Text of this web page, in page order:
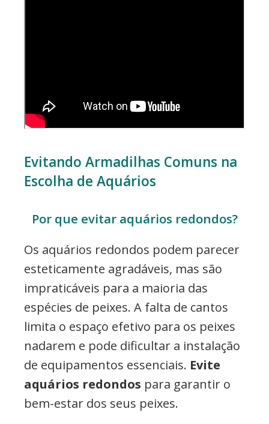
Evitando Armadilhas Comuns na
Escolha de Aquários
Por que evitar aquários redondos?
Os aquários redondos podem parecer
esteticamente agradáveis, mas são
impraticáveis para a maioria das
espécies de peixes. A falta de cantos
limita o espaço efetivo para os peixes
nadarem e pode dificultar a instalação
de equipamentos essenciais. Evite
aquários redondos para garantir o
bem-estar dos seus peixes.